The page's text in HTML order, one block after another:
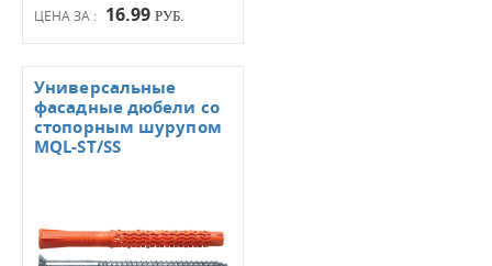
ЦЕНА ЗА : 16.99 РУБ.
Универсальные
фасадные дюбели со
стопорным шурупом
MQL-ST/SS